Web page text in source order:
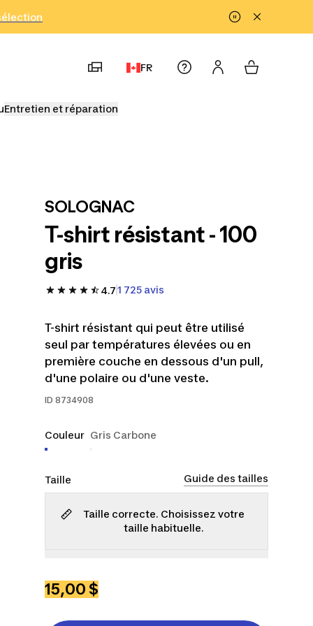
FR
Entretien et réparation
SOLOGNAC
T-shirt résistant - 100
gris
4.71 725 avis
T-shirt résistant qui peut être utilisé
seul par températures élevées ou en
première couche en dessous d'un pull,
d'une polaire ou d'une veste.
ID 8734908
Couleur Gris Carbone
Taille Guide des tailles
Taille correcte. Choisissez votre
taille habituelle.
15,00 $